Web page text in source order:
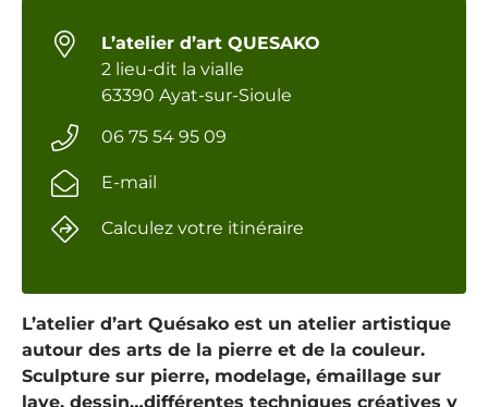
L’atelier d’art Quésako est un atelier artistique
autour des arts de la pierre et de la couleur.
Sculpture sur pierre, modelage, émaillage sur
lave, dessin…différentes techniques créatives y
L’atelier d’art QUESAKO
2 lieu-dit la vialle
63390 Ayat-sur-Sioule
06 75 54 95 09
E-mail
Calculez votre itinéraire